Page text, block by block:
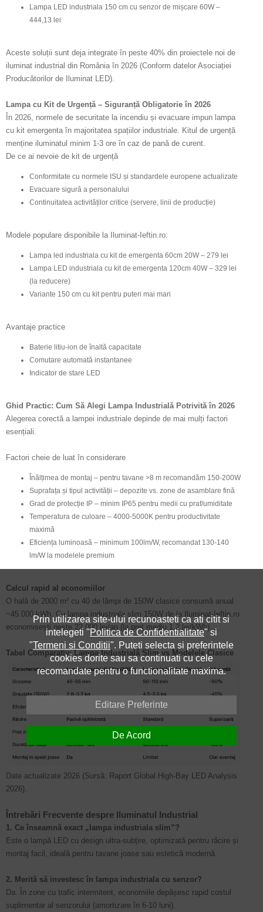
Lampa LED industriala 150 cm cu senzor de mișcare 60W –
444,13 lei
Aceste soluții sunt deja integrate în peste 40% din proiectele noi de
iluminat industrial din România în 2026 (Conform datelor Asociației
Producătorilor de Iluminat LED).
Lampa cu Kit de Urgență – Siguranță Obligatorie în 2026
În 2026, normele de securitate la incendiu și evacuare impun lampa
cu kit emergenta în majoritatea spațiilor industriale. Kitul de urgență
menține iluminatul minim 1-3 ore în caz de pană de curent.
De ce ai nevoie de kit de urgență
Conformitate cu normele ISU și standardele europene actualizate
Evacuare sigură a personalului
Continuitatea activităților critice (servere, linii de producție)
Modele populare disponibile la Iluminat-Ieftin.ro:
Lampa led industriala cu kit de emergenta 60cm 20W – 279 lei
Lampa LED industriala cu kit de emergenta 120cm 40W – 329 lei
(la reducere)
Variante 150 cm cu kit pentru puteri mai mari
Avantaje practice
Baterie litiu-ion de înaltă capacitate
Comutare automată instantanee
Indicator de stare LED
Ghid Practic: Cum Să Alegi Lampa Industrială Potrivită în 2026
Alegerea corectă a lampei industriale depinde de mai mulți factori
esențiali.
Factori cheie de luat în considerare
Înălțimea de montaj – pentru tavane >8 m recomandăm 150-200W
Suprafața și tipul activității – depozite vs. zone de asamblare fină
Grad de protecție IP – minim IP65 pentru medii cu praf/umiditate
Temperatura de culoare – 4000-5000K pentru productivitate
maximă
Eficiența luminoasă – minimum 100lm/W, recomandat 130-140
lm/W la modelele premium
Calcul rapid al economiilor
O hală de 2000 m² cu 40 de lămpi de 150W clasice consumă anual
~45.000 kWh. Cu lampa industriala slim 150W de la Iluminat-Ieftin.ro
economisești peste 22.000 lei/an (la preț mediu 1,2 lei/kWh).
Tabel Comparativ: Lampa Industrială Slim vs Modelele Clasice
Date actualizate 2026 (Sursă: Raport Global High-Bay LED Analysis
2026).
Întrebări Frecvente despre Iluminatul Industrial
1. Ce înseamnă exact „lampa industriala slim”?
Este o lampă LED cu design ultra-subțire, optimizată pentru răcire și
montaj facil, ideală pentru tavane joase sau estetică modernă.
2. Merită să investesc în lampa industriala cu senzor?
Da. În zone cu trafic intermitent, economiile depășesc rapid costul
suplimentar al senzorului (amortizare în 6-10 luni).
Prin utilizarea site-ului recunoasteti ca ati citit si
intelegeti "Politica de Confidentialitate" si
"Termeni si Conditii". Puteti selecta si preferintele
cookies dorite sau sa continuati cu cele
recomandate pentru o functionalitate maxima.
Editare Preferinte
De Acord